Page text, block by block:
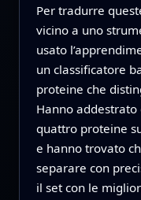
Per tradurre
vicino a uno
usato
un classificatore
proteine che
Hanno
quattro proteine
e hanno trovato
separare con
il set con le